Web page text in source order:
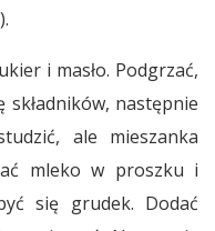
).
i masło. Podgrzać,
składników, następnie
ale mieszanka
mleko w proszku i
się grudek. Dodać